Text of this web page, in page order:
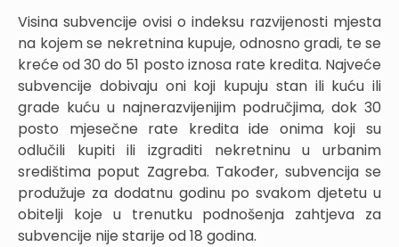
Visina subvencije ovisi o indeksu razvijenosti mjesta
na kojem se nekretnina kupuje, odnosno gradi, te se
kreće od 30 do 51 posto iznosa rate kredita. Najveće
subvencije dobivaju oni koji kupuju stan ili kuću ili
grade kuću u najnerazvijenijim područjima, dok 30
posto mjesečne rate kredita ide onima koji su
odlučili kupiti ili izgraditi nekretninu u urbanim
središtima poput Zagreba. Također, subvencija se
produžuje za dodatnu godinu po svakom djetetu u
obitelji koje u trenutku podnošenja zahtjeva za
subvencije nije starije od 18 godina.